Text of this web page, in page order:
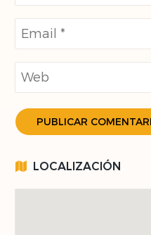
LOCALIZACIÓN